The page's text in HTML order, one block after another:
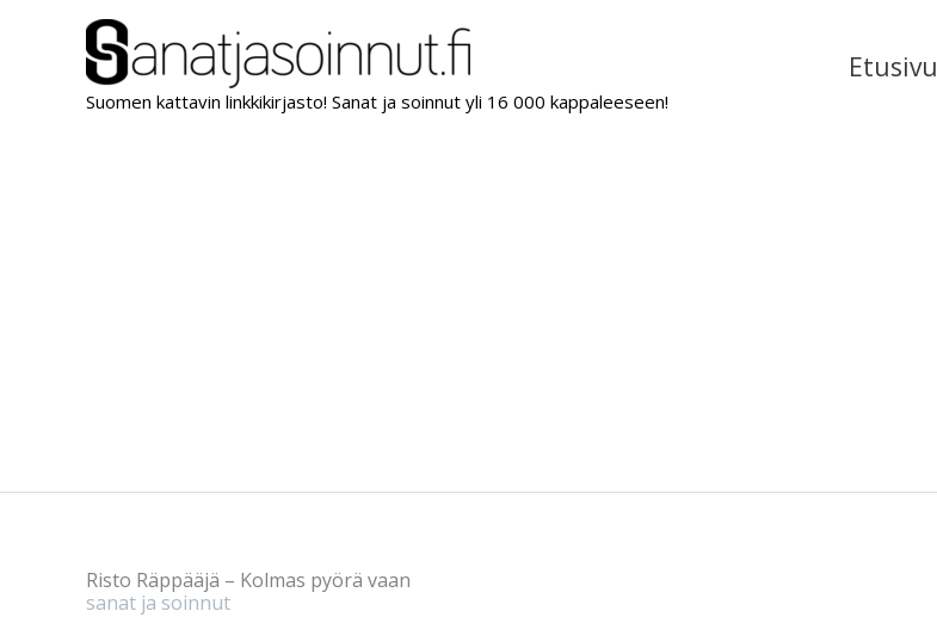
Suomen kattavin linkkikirjasto! Sanat ja soinnut yli 16 000 kappaleeseen!
Etusivu
Risto Räppääjä – Kolmas pyörä vaan
sanat ja soinnut